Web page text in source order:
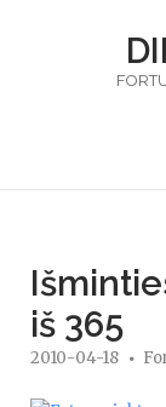
iš 365
2010-04-18